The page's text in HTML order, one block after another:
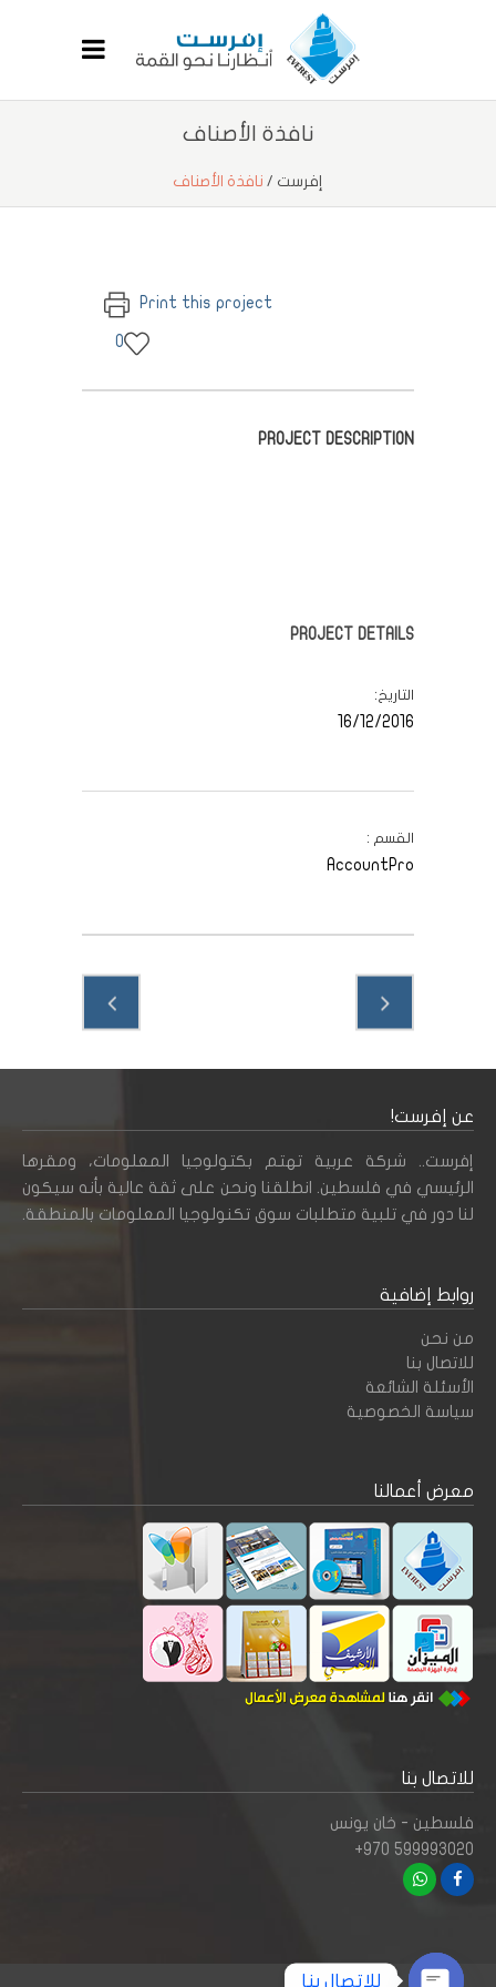
نافذة الأصناف
إفرست / نافذة الأصناف
Print this project
0
PROJECT DESCRIPTION
PROJECT DETAILS
التاريخ
16/12/2016
القسم
AccountPro
عن إفرست!
إفرست.. شركة عربية تهتم بكتولوجيا المعلومات، ومقرها
الرئيسي في فلسطين. انطلقنا ونحن على ثقة عالية بأنه سيكون
لنا دور في تلبية متطلبات سوق تكنولوجيا المعلومات بالمنطقة.
روابط إضافية
من نحن
للاتصال بنا
الأسئلة الشائعة
سياسة الخصوصية
معرض أعمالنا
للاتصال بنا
فلسطين - خان يونس
+970 599993020
للاتصال بنا